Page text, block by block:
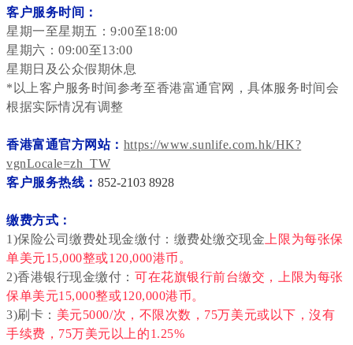
客户服务时间：
星期一至星期五：9:00至18:00
星期六：09:00至13:00
星期日及公众假期休息
*以上客户服务时间参考至香港富通官网，具体服务时间会
根据实际情况有调整
香港富通官方网站： https://www.sunlife.com.hk/HK?
vgnLocale=zh_TW
客户服务热线： 852-2103 8928
缴费方式：
1)保险公司缴费处现金缴付：缴费处缴交现金 上限为每张保
单美元15,000整或120,000港币。
2)香港银行现金缴付： 可在花旗银行前台缴交，
上限为每张
保单美元15,000整或1 20,000港币。
3)刷卡： 美元5000/次，不限次数，75万美元或以下，沒有
手续费，75万美元以上的1.25%